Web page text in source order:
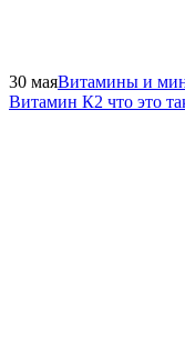
30 маяВитамины и
Витамин К2 что это